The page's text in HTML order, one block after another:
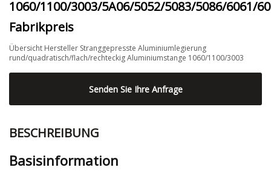
1060/1100/3003/5A06/5052/5083/5086/6061/
Fabrikpreis
Übersicht Hersteller Stranggepresste Aluminiumlegierung
rund/quadratisch/flach/rechteckig Aluminiumstange 1060/1100/3003
Senden Sie Ihre Anfrage
BESCHREIBUNG
Basisinformation